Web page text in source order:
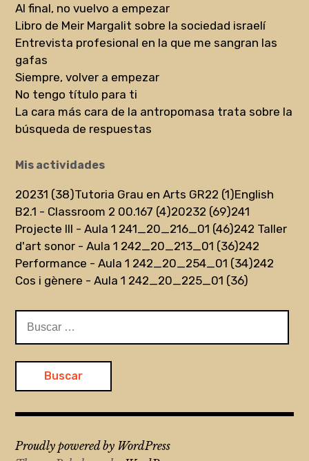
Al final, no vuelvo a empezar
Libro de Meir Margalit sobre la sociedad israelí
Entrevista profesional en la que me sangran las
gafas
Siempre, volver a empezar
No tengo título para ti
La cara más cara de la antropomasa trata sobre la
búsqueda de respuestas
Mis actividades
20231 (38)Tutoria Grau en Arts GR22 (1)English
B2.1 - Classroom 2 00.167 (4)20232 (69)241
Projecte III - Aula 1 241_20_216_01 (46)242 Taller
d'art sonor - Aula 1 242_20_213_01 (36)242
Performance - Aula 1 242_20_254_01 (34)242
Cos i gènere - Aula 1 242_20_225_01 (36)
Proudly powered by WordPress